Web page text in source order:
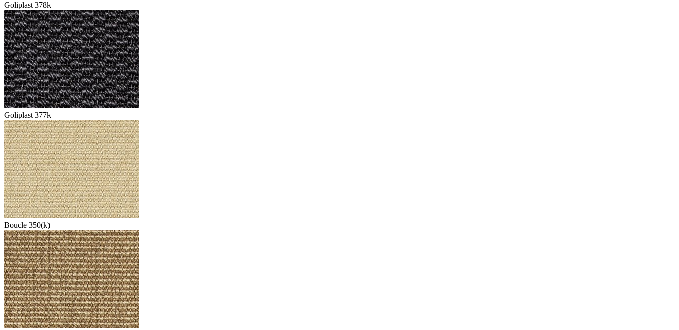
Goliplast 378k
Goliplast 377k
Boucle 350(k)